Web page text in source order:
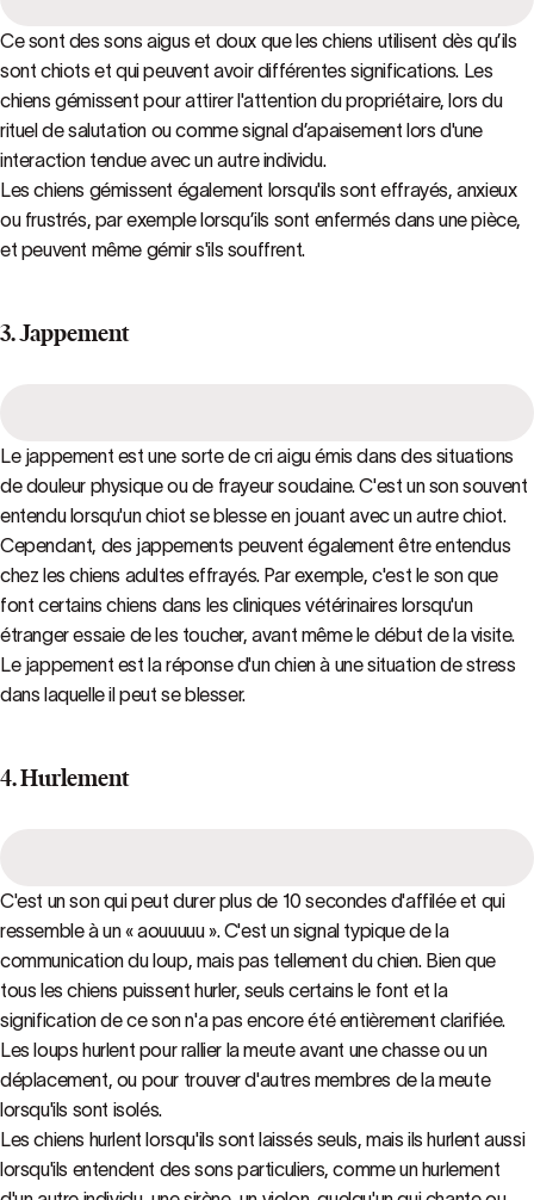
Ce sont des sons aigus et doux que les chiens utilisent dès qu’ils
sont chiots et qui peuvent avoir différentes significations. Les
chiens gémissent pour attirer l'attention du propriétaire, lors du
rituel de salutation ou comme signal d’apaisement lors d'une
interaction tendue avec un autre individu.
Les chiens gémissent également lorsqu'ils sont effrayés, anxieux
ou frustrés, par exemple lorsqu’ils sont enfermés dans une pièce,
et peuvent même gémir s'ils souffrent.
3. Jappement
Le jappement est une sorte de cri aigu émis dans des situations
de douleur physique ou de frayeur soudaine. C'est un son souvent
entendu lorsqu'un chiot se blesse en jouant avec un autre chiot.
Cependant, des jappements peuvent également être entendus
chez les chiens adultes effrayés. Par exemple, c'est le son que
font certains chiens dans les cliniques vétérinaires lorsqu'un
étranger essaie de les toucher, avant même le début de la visite.
Le jappement est la réponse d'un chien à une situation de stress
dans laquelle il peut se blesser.
4. Hurlement
C'est un son qui peut durer plus de 10 secondes d'affilée et qui
ressemble à un « aouuuuu ». C'est un signal typique de la
communication du loup, mais pas tellement du chien. Bien que
tous les chiens puissent hurler, seuls certains le font et la
signification de ce son n'a pas encore été entièrement clarifiée.
Les loups hurlent pour rallier la meute avant une chasse ou un
déplacement, ou pour trouver d'autres membres de la meute
lorsqu'ils sont isolés.
Les chiens hurlent lorsqu'ils sont laissés seuls, mais ils hurlent aussi
lorsqu'ils entendent des sons particuliers, comme un hurlement